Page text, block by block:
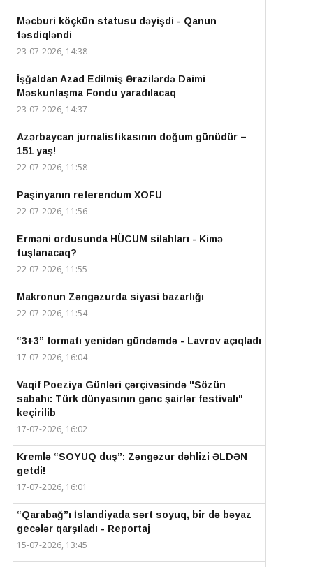
Məcburi köçkün statusu dəyişdi - Qanun
təsdiqləndi
23-07-2026, 14:38
İşğaldan Azad Edilmiş Ərazilərdə Daimi
Məskunlaşma Fondu yaradılacaq
23-07-2026, 14:37
Azərbaycan jurnalistikasının doğum günüdür –
151 yaş!
22-07-2026, 11:58
Paşinyanın referendum XOFU
22-07-2026, 11:56
Erməni ordusunda HÜCUM silahları - Kimə
tuşlanacaq?
22-07-2026, 11:55
Makronun Zəngəzurda siyasi bazarlığı
22-07-2026, 11:54
“3+3” formatı yenidən gündəmdə - Lavrov açıqladı
17-07-2026, 16:04
Vaqif Poeziya Günləri çərçivəsində "Sözün
sabahı: Türk dünyasının gənc şairlər festivalı"
keçirilib
17-07-2026, 16:02
Kremlə “SOYUQ duş”: Zəngəzur dəhlizi ƏLDƏN
getdi!
17-07-2026, 16:01
“Qarabağ”ı İslandiyada sərt soyuq, bir də bəyaz
gecələr qarşıladı - Reportaj
15-07-2026, 13:45